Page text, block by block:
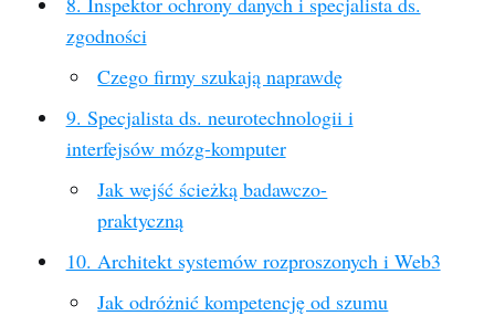
zgodności
Czego firmy szukają naprawdę
9. Specjalista ds. neurotechnologii i
interfejsów mózg-komputer
Jak wejść ścieżką badawczo-
praktyczną
10. Architekt systemów rozproszonych i Web3
Jak odróżnić kompetencję od szumu